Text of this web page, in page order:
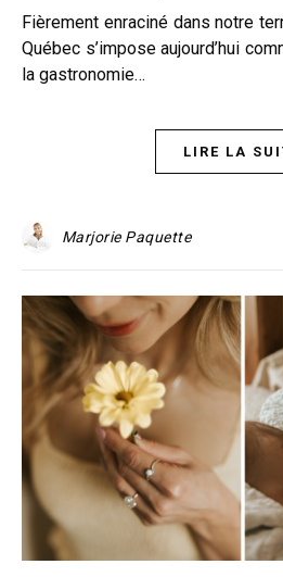
Fièrement enraciné dans notre terroir, le cidre de glace du
Québec s’impose aujourd’hui
la gastronomie…
LIRE LA
Marjorie Paquette